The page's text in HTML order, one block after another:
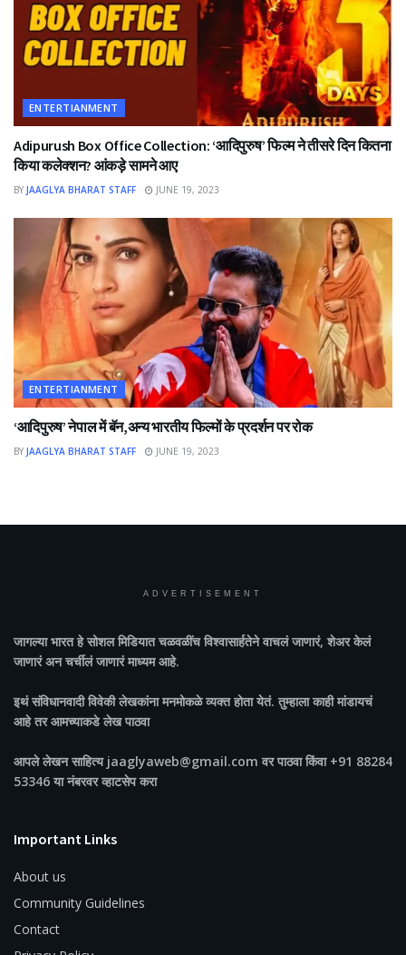
ENTERTIANMENT
Adipurush Box Office Collection: ‘आदिपुरुष’ फिल्म ने तीसरे दिन कितना
किया कलेक्शन? आंकड़े सामने आए
BY JAAGLYA BHARAT STAFF JUNE 19, 2023
ENTERTIANMENT
‘आदिपुरुष’ नेपाल में बॅन,अन्य भारतीय फिल्मों के प्रदर्शन पर रोक
BY JAAGLYA BHARAT STAFF JUNE 19, 2023
ADVERTISEMENT
जागल्या भारतहे सोशल मिडियात चळवळींच विश्वासार्हतेने वाचलं जाणारं, शेअर केलं
जाणारं अन चर्चीलं जाणारं माध्यम आहे.
इथं संविधानवादी विवेकी लेखकांना मनमोकळे व्यक्त होता येतं. तुम्हाला काही मांडायचं
आहे तर आमच्याकडे लेख पाठवा
आपले लेखन साहित्य jaaglyaweb@gmail.com वर पाठवा किंवा +91 88284
53346 या नंबरवर व्हाटसेप करा
Important Links
About us
Community Guidelines
Contact